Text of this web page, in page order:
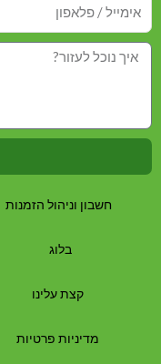
חשבון וניהול הזמנות
בלוג
קצת עלינו
מדיניות פרטיות